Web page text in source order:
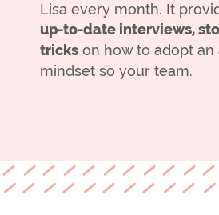
Lisa every month. It
up-to-date interviews,
tricks on how to adopt an
mindset so your team.